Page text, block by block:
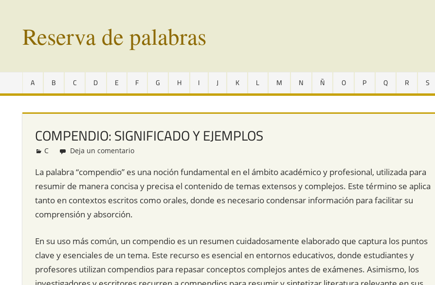
contenidoReserva de palabras
en
vías
extinción
todo
A B C D E F G H I J K L M N Ñ O P Q R S
COMPENDIO: SIGNIFICADO Y EJEMPLOS
Redacción
C Deja un comentario
La palabra “compendio” es una noción fundamental en el ámbito académico y profesional, utilizada para
resumir de manera concisa y precisa el contenido de temas extensos y complejos. Este término se aplica
tanto en contextos escritos como orales, donde es necesario condensar información para facilitar su
comprensión y absorción.
En su uso más común, un compendio es un resumen cuidadosamente elaborado que captura los puntos
clave y esenciales de un tema. Este recurso es esencial en entornos educativos, donde estudiantes y
profesores utilizan compendios para repasar conceptos complejos antes de exámenes. Asimismo, los